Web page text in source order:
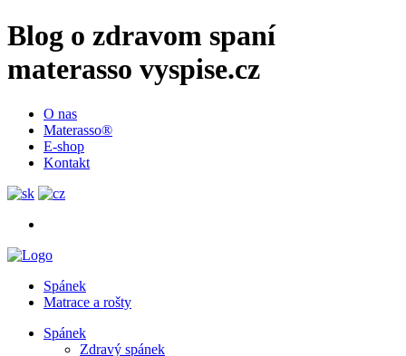
Blog o zdravom spaní
materasso vyspise.cz
O nas
Materasso®
E-shop
Kontakt
Spánek
Matrace a rošty
Spánek
Zdravý spánek